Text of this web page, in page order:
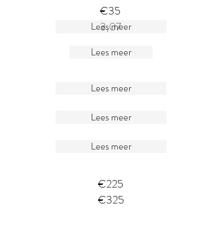
€35
3,07
Lees meer
Lees meer
Lees meer
Lees meer
Lees meer
€225
€325